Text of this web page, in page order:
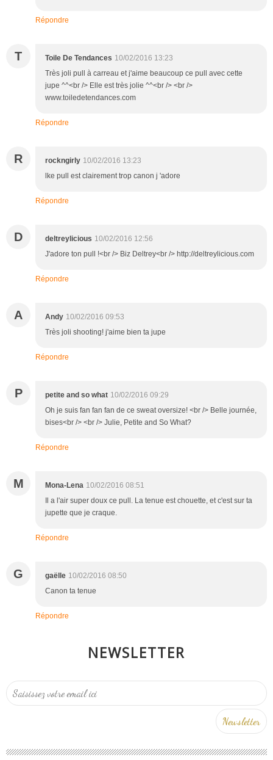
Répondre
T Toile De Tendances 10/02/2016 13:23
Très joli pull à carreau et j'aime beaucoup ce pull avec cette
jupe ^^<br /> Elle est très jolie ^^<br /> <br />
www.toiledetendances.com
Répondre
R rockngirly 10/02/2016 13:23
lke pull est clairement trop canon j 'adore
Répondre
D deltreylicious 10/02/2016 12:56
J'adore ton pull !<br /> Biz Deltrey<br /> http://deltreylicious.com
Répondre
A Andy 10/02/2016 09:53
Très joli shooting! j'aime bien ta jupe
Répondre
P petite and so what 10/02/2016 09:29
Oh je suis fan fan fan de ce sweat oversize! <br /> Belle journée,
bises<br /> <br /> Julie, Petite and So What?
Répondre
M Mona-Lena 10/02/2016 08:51
Il a l'air super doux ce pull. La tenue est chouette, et c'est sur ta
jupette que je craque.
Répondre
G gaëlle 10/02/2016 08:50
Canon ta tenue
Répondre
NEWSLETTER